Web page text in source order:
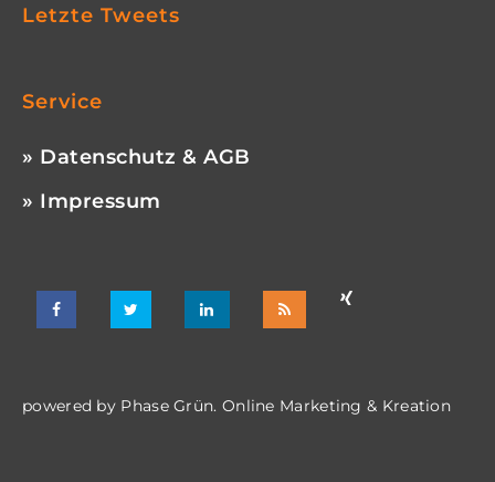
Letzte Tweets
Service
» Datenschutz & AGB
» Impressum
powered by Phase Grün. Online Marketing & Kreation